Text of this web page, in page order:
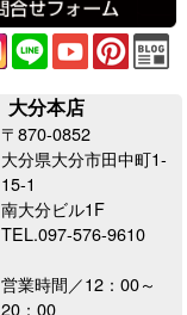
大分本店
〒870-0852
大分県大分市田中町1-
15-1
南大分ビル1F
TEL.097-576-9610
営業時間／12：00～
20：00